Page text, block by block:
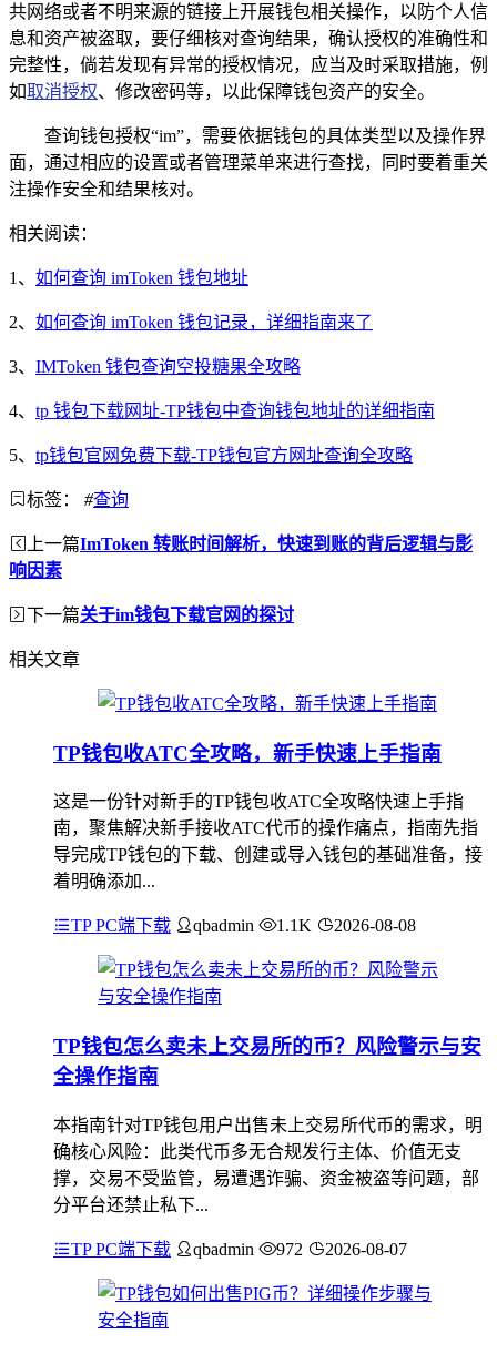
共网络或者不明来源的链接上开展钱包相关操作，以防个人信
息和资产被盗取，要仔细核对查询结果，确认授权的准确性和
完整性，倘若发现有异常的授权情况，应当及时采取措施，例
如取消授权、修改密码等，以此保障钱包资产的安全。
查询钱包授权“im”，需要依据钱包的具体类型以及操作界
面，通过相应的设置或者管理菜单来进行查找，同时要着重关
注操作安全和结果核对。
相关阅读：
1、 如何查询 imToken 钱包地址
2、 如何查询 imToken 钱包记录，详细指南来了
3、 IMToken 钱包查询空投糖果全攻略
4、 tp 钱包下载网址-TP钱包中查询钱包地址的详细指南
5、 tp钱包官网免费下载-TP钱包官方网址查询全攻略
标签： #查询
上一篇ImToken 转账时间解析，快速到账的背后逻辑与影
响因素
下一篇关于im钱包下载官网的探讨
相关文章
TP钱包收ATC全攻略，新手快速上手指南
这是一份针对新手的TP钱包收ATC全攻略快速上手指
南，聚焦解决新手接收ATC代币的操作痛点，指南先指
导完成TP钱包的下载、创建或导入钱包的基础准备，接
着明确添加...
TP PC端下载 qbadmin 1.1K 2026-08-08
TP钱包怎么卖未上交易所的币？风险警示与安
全操作指南
本指南针对TP钱包用户出售未上交易所代币的需求，明
确核心风险：此类代币多无合规发行主体、价值无支
撑，交易不受监管，易遭遇诈骗、资金被盗等问题，部
分平台还禁止私下...
TP PC端下载 qbadmin 972 2026-08-07